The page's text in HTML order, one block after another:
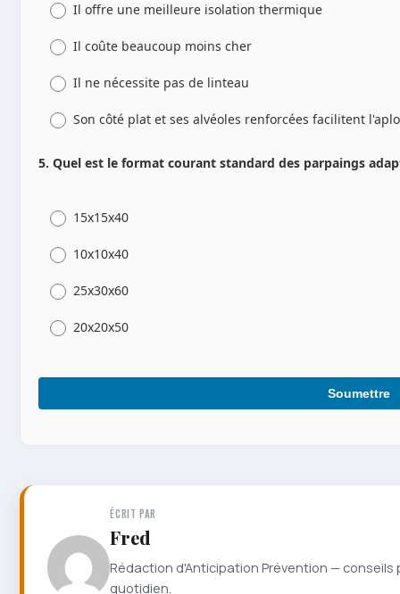
Il offre une meilleure isolation thermique
Il coûte beaucoup moins cher
Il ne nécessite pas de linteau
Son côté plat et ses alvéoles renforcées facilitent
5. Quel est le format courant standard des parpaings
15x15x40
10x10x40
25x30x60
20x20x50
Soumettre
ÉCRIT PAR
Fred
Rédaction d'Anticipation Prévention —
quotidien.